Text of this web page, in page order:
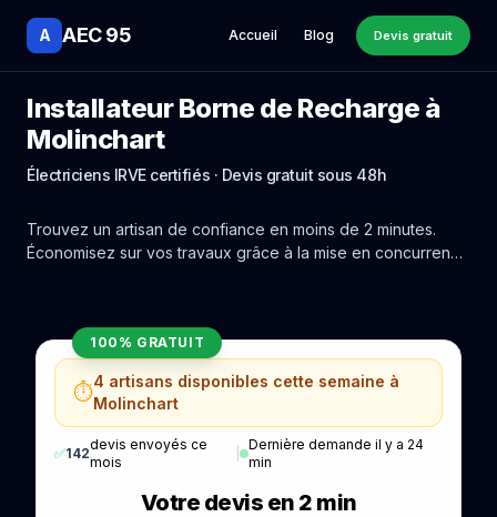
A AEC 95 Accueil Blog Devis gratuit
Installateur Borne de Recharge à
Molinchart
Électriciens IRVE certifiés · Devis gratuit sous 48h
Trouvez un artisan de confiance en moins de 2 minutes.
Économisez sur vos travaux grâce à la mise en concurrence
100% GRATUIT
⏱️4 artisans disponibles cette semaine à
Molinchart
✅142
devis envoyés ce
mois
|
Dernière demande il y a 24
min
Votre devis en 2 min